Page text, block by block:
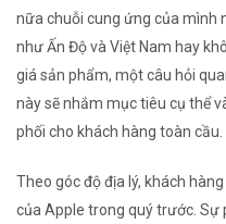
nữa chuỗi cung ứng của mình
như Ấn Độ và Việt Nam hay
giá sản phẩm, một câu hỏi
này sẽ nhắm mục tiêu cụ thể
phối cho khách hàng toàn cầu.
Theo góc độ địa lý, khách
của Apple trong quý trước. Sự